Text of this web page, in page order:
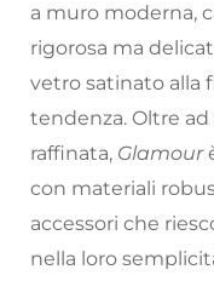
a muro moderna,
rigorosa ma
vetro satinato alla
tendenza. Oltre
raffinata, Glamour
con materiali
accessori che
nella loro